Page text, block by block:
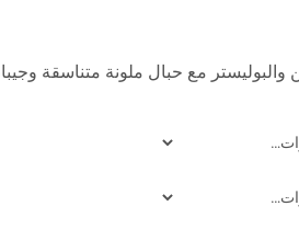
مع حبال ملونة متناسقة